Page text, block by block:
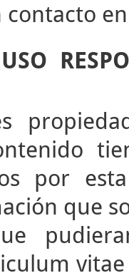
contacto
por
que